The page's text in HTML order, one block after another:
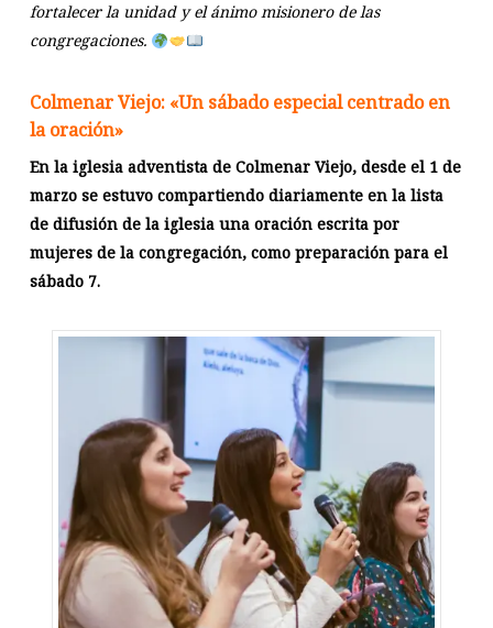
fortalecer la unidad y el ánimo misionero de las
congregaciones.
Colmenar Viejo: «Un sábado especial centrado en
la oración»
En la iglesia adventista de Colmenar Viejo, desde el 1 de
marzo se estuvo compartiendo diariamente en la lista
de difusión de la iglesia una oración escrita por
mujeres de la congregación, como preparación para el
sábado 7.